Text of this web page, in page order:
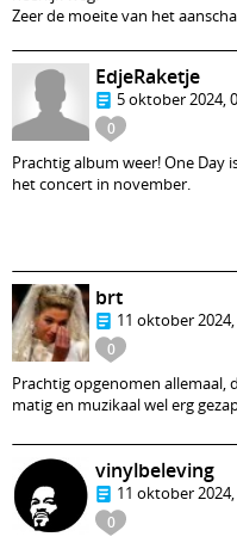
Zeer de moeite van het
0
EdjeRaketje
5 oktober 2024,
Prachtig album weer! One Day
het concert in november.
0
brt
11 oktober
Prachtig opgenomen allemaal,
matig en muzikaal wel erg
0
vinylbeleving
11 oktober